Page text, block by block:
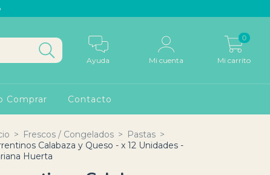
Ayuda Mi cuenta Mi carrito
0
Comprar Contacto
> Frescos / Congelados > Pastas >
Calabaza y Queso - x 12 Unidades -
Huerta